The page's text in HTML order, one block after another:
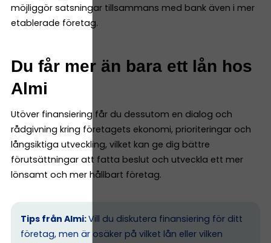
möjliggör satsningar tillsammans med bank även i mer
etablerade företag.
Du får mer än bara ett lån hos
Almi
Utöver finansiering får du dessutom en dialog och
rådgivning kring företagets ekonomi, prioriteringar och
långsiktiga utveckling, vilket kan ge dig bättre
förutsättningar att fatta beslut och utveckla ett mer
lönsamt och mer hållbart företag.
Tips från Almi:Vill du diskutera finansiering för ditt
företag, men är osäker på vilket lån eller vilken